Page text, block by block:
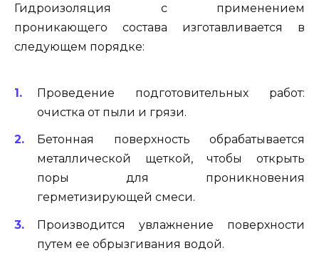
Гидроизоляция с применением
проникающего состава изготавливается в
следующем порядке:
Проведение подготовительных работ:
очистка от пыли и грязи.
Бетонная поверхность обрабатывается
металлической щеткой, чтобы открыть
поры для проникновения
герметизирующей смеси.
Производится увлажнение поверхности
путем ее обрызгивания водой.